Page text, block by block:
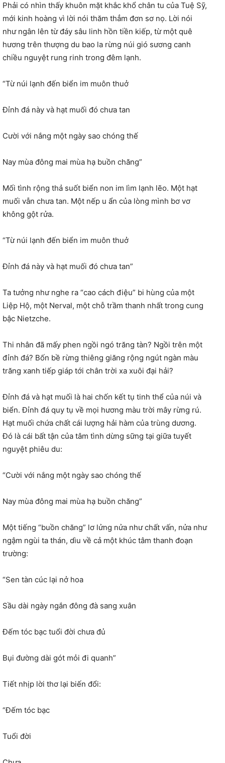
Phải có nhìn thấy khuôn mặt khắc khổ chân tu của Tuệ Sỹ,
mới kinh hoàng vì lời nói thăm thẳm đơn sơ nọ. Lời nói
như ngân lên từ đáy sâu linh hồn tiền kiếp, từ một quê
hương trên thượng du bao la rừng núi gió sương canh
chiều nguyệt rung rinh trong đêm lạnh.
“Từ núi lạnh đến biển im muôn thuở
Đỉnh đá này và hạt muối đó chưa tan
Cười với nắng một ngày sao chóng thế
Nay mùa đông mai mùa hạ buồn chăng”
Mối tình rộng thả suốt biển non im lìm lạnh lẽo. Một hạt
muối vẫn chưa tan. Một nếp u ẩn của lòng mình bơ vơ
không gột rửa.
“Từ núi lạnh đến biển im muôn thuở
Đỉnh đá này và hạt muối đó chưa tan”
Ta tưởng như nghe ra “cao cách điệu” bi hùng của một
Liệp Hộ, một Nerval, một chỗ trầm thanh nhất trong cung
bậc Nietzche.
Thi nhân đã mấy phen ngồi ngó trăng tàn? Ngồi trên một
đỉnh đá? Bốn bề rừng thiêng giăng rộng ngút ngàn màu
trăng xanh tiếp giáp tới chân trời xa xuôi đại hải?
Đỉnh đá và hạt muối là hai chốn kết tụ tinh thể của núi và
biển. Đỉnh đá quy tụ về mọi hương màu trời mây rừng rú.
Hạt muối chứa chất cái lượng hải hàm của trùng dương.
Đó là cái bất tận của tâm tình dừng sững tại giữa tuyết
nguyệt phiêu du:
“Cười với nắng một ngày sao chóng thế
Nay mùa đông mai mùa hạ buồn chăng”
Một tiếng “buồn chăng” lơ lửng nửa như chất vấn, nửa như
ngậm ngùi ta thán, dìu về cả một khúc tâm thanh đoạn
trường:
“Sen tàn cúc lại nở hoa
Sầu dài ngày ngắn đông đà sang xuân
Đếm tóc bạc tuổi đời chưa đủ
Bụi đường dài gót mỏi đi quanh”
Tiết nhịp lời thơ lại biến đổi:
“Đếm tóc bạc
Tuổi đời